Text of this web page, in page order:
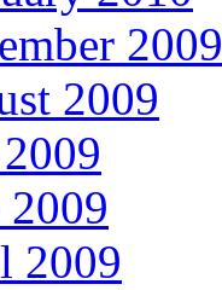
2009
2009
2009
2009